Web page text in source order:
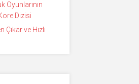
Oyunlarının
Dizisi
Çıkar ve Hızlı